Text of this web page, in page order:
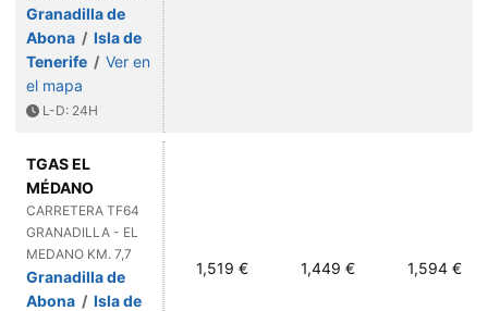
Granadilla de
Abona / Isla de
Tenerife / Ver en
el mapa
L-D: 24H
TGAS EL
MÉDANO
CARRETERA TF64
GRANADILLA - EL
MEDANO KM. 7,7
Granadilla de
Abona / Isla de
1,519 € 1,449 € 1,594 €